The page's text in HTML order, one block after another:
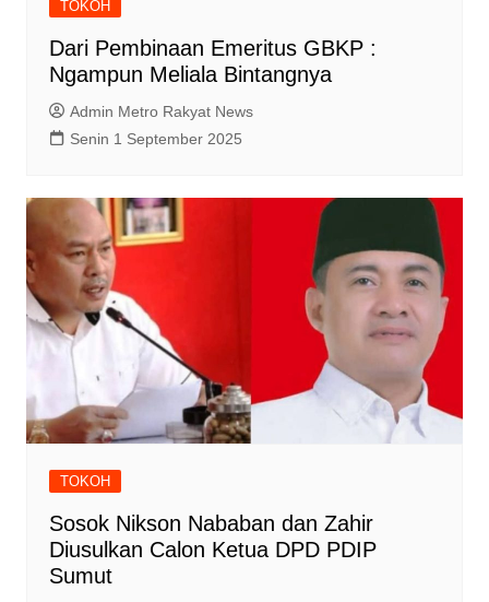
TOKOH
Dari Pembinaan Emeritus GBKP :
Ngampun Meliala Bintangnya
Admin Metro Rakyat News
Senin 1 September 2025
TOKOH
Sosok Nikson Nababan dan Zahir
Diusulkan Calon Ketua DPD PDIP
Sumut